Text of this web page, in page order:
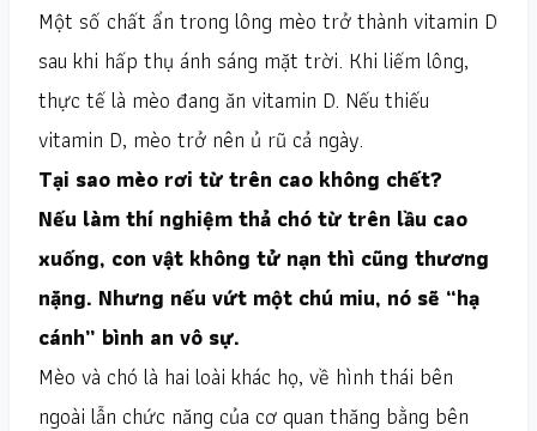
Một số chất ẩn trong lông mèo trở thành vitamin D
sau khi hấp thụ ánh sáng mặt trời. Khi liếm lông,
thực tế là mèo đang ăn vitamin D. Nếu thiếu
vitamin D, mèo trở nên ủ rũ cả ngày.
Tại sao mèo rơi từ trên cao không chết?
Nếu làm thí nghiệm thả chó từ trên lầu cao
xuống, con vật không tử nạn thì cũng thương
nặng. Nhưng nếu vứt một chú miu, nó sẽ “hạ
cánh” bình an vô sự.
Mèo và chó là hai loài khác họ, về hình thái bên
ngoài lẫn chức năng của cơ quan thăng bằng bên